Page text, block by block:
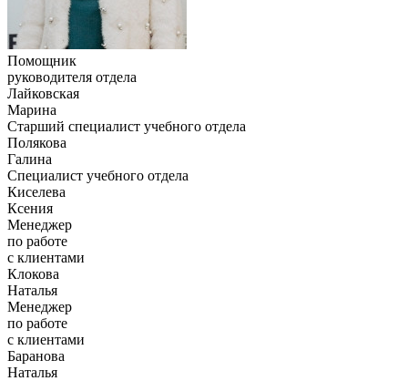
Помощник
руководителя отдела
Лайковская
Марина
Старший специалист учебного отдела
Полякова
Галина
Специалист учебного отдела
Киселева
Ксения
Менеджер
по работе
с клиентами
Клокова
Наталья
Менеджер
по работе
с клиентами
Баранова
Наталья